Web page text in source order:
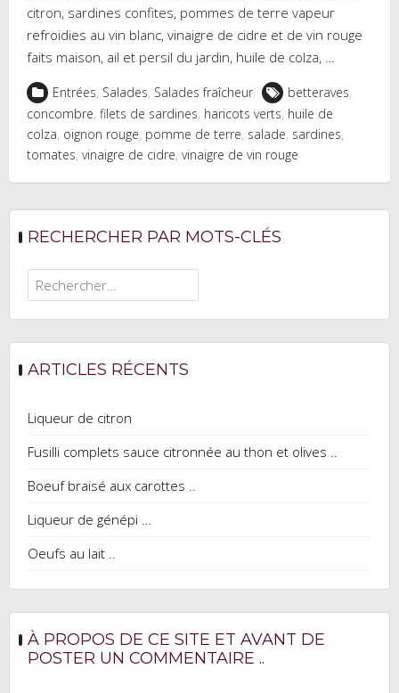
citron, sardines confites, pommes de terre vapeur
refroidies au vin blanc, vinaigre de cidre et de vin rouge
faits maison, ail et persil du jardin, huile de colza, …
Entrées, Salades, Salades fraîcheur betteraves,
concombre, filets de sardines, haricots verts, huile de
colza, oignon rouge, pomme de terre, salade, sardines,
tomates, vinaigre de cidre, vinaigre de vin rouge
RECHERCHER PAR MOTS-CLÉS
Rechercher :
ARTICLES RÉCENTS
Liqueur de citron
Fusilli complets sauce citronnée au thon et olives ..
Boeuf braisé aux carottes ..
Liqueur de génépi …
Oeufs au lait ..
À PROPOS DE CE SITE ET AVANT DE
POSTER UN COMMENTAIRE ..